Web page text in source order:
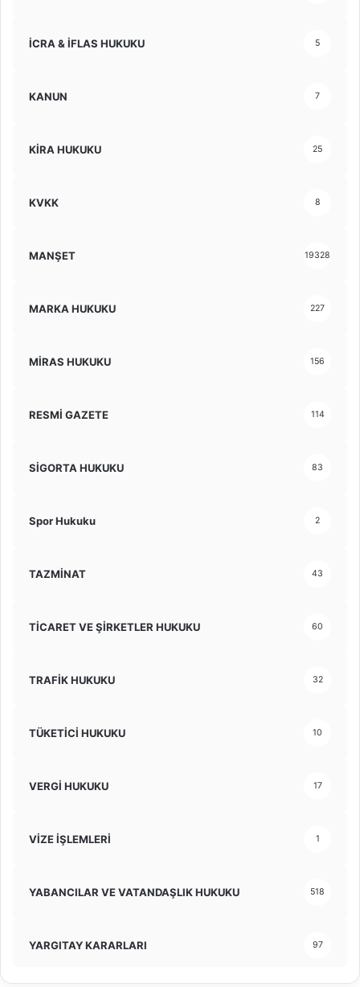
İCRA & İFLAS HUKUKU 5
KANUN 7
KİRA HUKUKU 25
KVKK 8
MANŞET 19328
MARKA HUKUKU 227
MİRAS HUKUKU 156
RESMİ GAZETE 114
SİGORTA HUKUKU 83
Spor Hukuku 2
TAZMİNAT 43
TİCARET VE ŞİRKETLER HUKUKU 60
TRAFİK HUKUKU 32
TÜKETİCİ HUKUKU 10
VERGİ HUKUKU 17
VİZE İŞLEMLERİ 1
YABANCILAR VE VATANDAŞLIK HUKUKU 518
YARGITAY KARARLARI 97